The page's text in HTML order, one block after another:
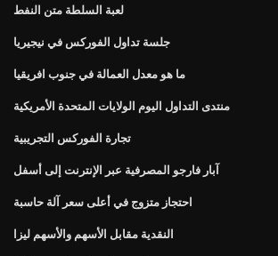
لعبة السلطة متن النفط
جلسة تداول الفوركس في نيجيريا
ما هو معدل العمالة في جنوب افريقيا
منتدى التداول اليوم الولايات المتحدة الأمريكية
تجارة الفوركس التجريبية
آبار فارجو المصرفية عبر الإنترنت إلى أسفل
احتجاز متزوج في أعلى سعر آلة حاسبة
النقدية مقابل الأسهم والأسهم ليزا